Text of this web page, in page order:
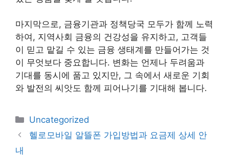
마지막으로, 금융기관과 정책당국 모두가 함께 노력
하여, 지역사회 금융의 건강성을 유지하고, 고객들
이 믿고 맡길 수 있는 금융 생태계를 만들어가는 것
이 무엇보다 중요합니다. 변화는 언제나 두려움과
기대를 동시에 품고 있지만, 그 속에서 새로운 기회
와 발전의 씨앗도 함께 피어나기를 기대해 봅니다.
카
테
Uncategorized
헬로모바일 알뜰폰 가입방법과 요금제 상세 안
내